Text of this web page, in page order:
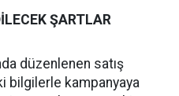
ŞARTLAR
düzenlenen satış
bilgilerle kampanyaya